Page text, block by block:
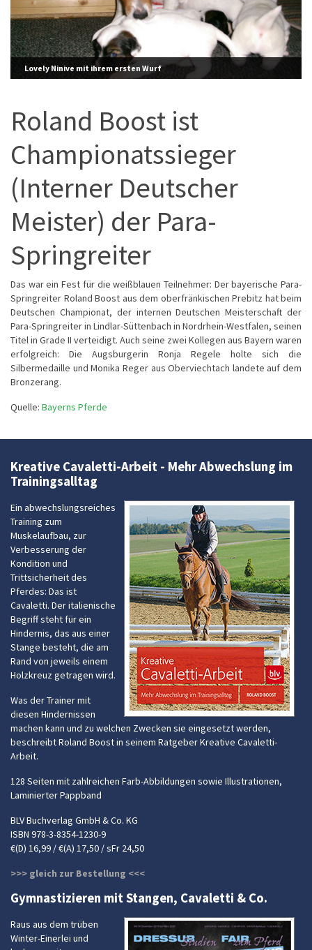
Lovely Ninive mit ihrem ersten Wurf
Roland Boost ist
Championatssieger
(Interner Deutscher
Meister) der Para-
Springreiter
Das war ein Fest für die weißblauen Teilnehmer: Der bayerische Para-
Springreiter Roland Boost aus dem oberfränkischen Prebitz hat beim
Deutschen Championat, der internen Deutschen Meisterschaft der
Para-Springreiter in Lindlar-Süttenbach in Nordrhein-Westfalen, seinen
Titel in Grade II verteidigt. Auch seine zwei Kollegen aus Bayern waren
erfolgreich: Die Augsburgerin Ronja Regele holte sich die
Silbermedaille und Monika Reger aus Oberviechtach landete auf dem
Bronzerang.
Quelle: Bayerns Pferde
Kreative Cavaletti-Arbeit - Mehr Abwechslung im
Trainingsalltag
Ein abwechslungsreiches
Training zum
Muskelaufbau, zur
Verbesserung der
Kondition und
Trittsicherheit des
Pferdes: Das ist
Cavaletti. Der italienische
Begriff steht für ein
Hindernis, das aus einer
Stange besteht, die am
Rand von jeweils einem
Holzkreuz getragen wird.
Was der Trainer mit
diesen Hindernissen
machen kann und zu welchen Zwecken sie eingesetzt werden,
beschreibt Roland Boost in seinem Ratgeber Kreative Cavaletti-
Arbeit.
128 Seiten mit zahlreichen Farb-Abbildungen sowie Illustrationen,
Laminierter Pappband
BLV Buchverlag GmbH & Co. KG
ISBN 978-3-8354-1230-9
€(D) 16,99 / €(A) 17,50 / sFr 24,50
>>> gleich zur Bestellung <<<
Gymnastizieren mit Stangen, Cavaletti & Co.
Raus aus dem trüben
Winter-Einerlei und